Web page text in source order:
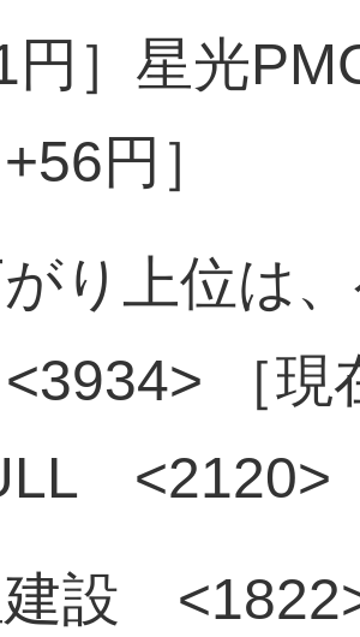
円］星光
円］
り上位は
［現
<2120>
建設